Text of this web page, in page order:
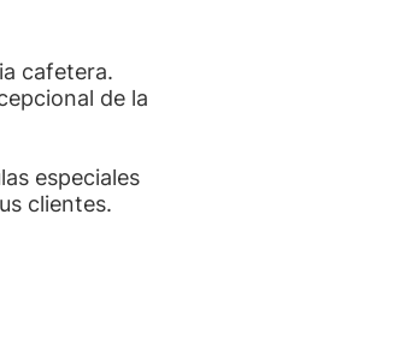
cafetera.
de la
especiales
clientes.